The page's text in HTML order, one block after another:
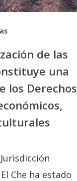
de las
una
los Derechos
Che ha estado